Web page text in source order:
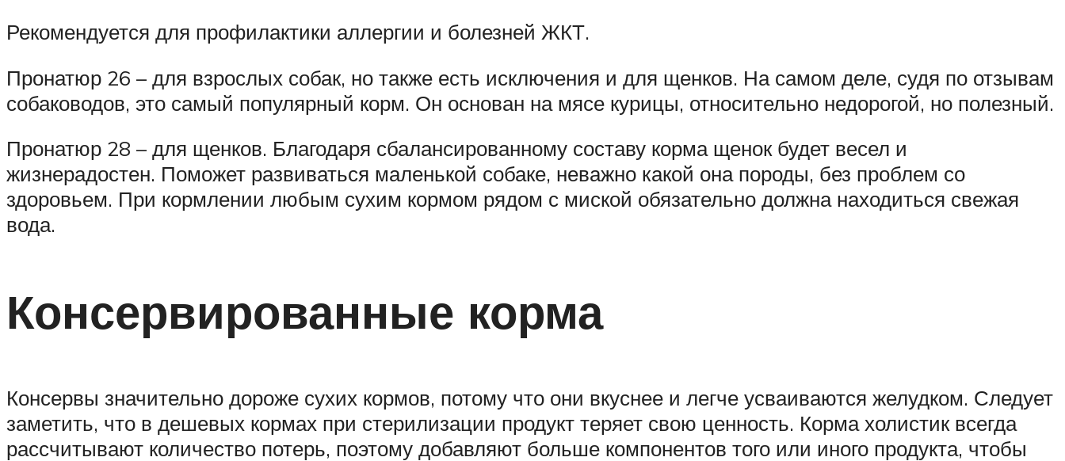
Рекомендуется для профилактики аллергии и болезней ЖКТ.
Пронатюр 26 – для взрослых собак, но также есть исключения и для щенков. На самом деле, судя по отзывам
собаководов, это самый популярный корм. Он основан на мясе курицы, относительно недорогой, но полезный.
Пронатюр 28 – для щенков. Благодаря сбалансированному составу корма щенок будет весел и
жизнерадостен. Поможет развиваться маленькой собаке, неважно какой она породы, без проблем со
здоровьем. При кормлении любым сухим кормом рядом с миской обязательно должна находиться свежая
вода.
Консервированные корма
Консервы значительно дороже сухих кормов, потому что они вкуснее и легче усваиваются желудком. Следует
заметить, что в дешевых кормах при стерилизации продукт теряет свою ценность. Корма холистик всегда
рассчитывают количество потерь, поэтому добавляют больше компонентов того или иного продукта, чтобы